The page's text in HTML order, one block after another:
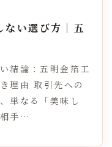
ない選び方｜五
結論：五明金箔工
理由 取引先への
単なる「美味し
手…